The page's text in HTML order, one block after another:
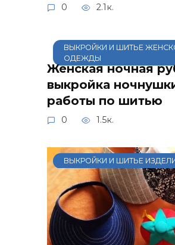
0 2.1к.
ВЫКРОЙКИ И ШИТЬЕ
ОДЕЖДЫ
Женская ночная
выкройка
работы по шитью
0 1.5к.
ВЫКРОЙКИ И ШИТЬЕ